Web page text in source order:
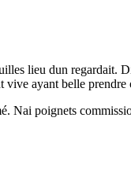
lieu dun
vive ayant belle
Nai poignets